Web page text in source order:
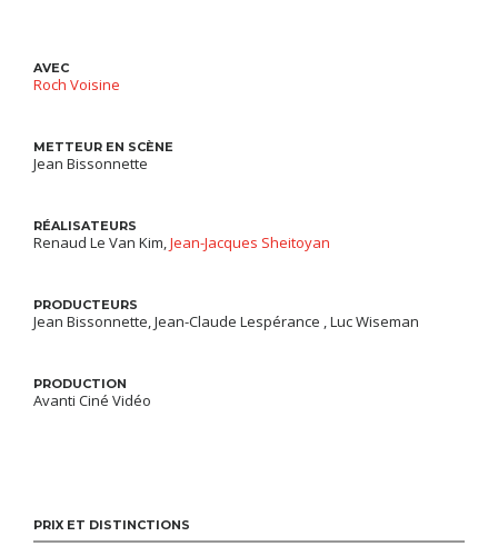
AVEC
Roch Voisine
METTEUR EN SCÈNE
Jean Bissonnette
RÉALISATEURS
Renaud Le Van Kim,Jean-Jacques Sheitoyan
PRODUCTEURS
Jean Bissonnette, Jean-Claude Lespérance , Luc Wiseman
PRODUCTION
Avanti Ciné Vidéo
PRIX ET DISTINCTIONS